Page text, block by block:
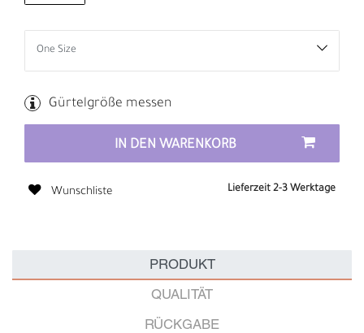
Gürtelgröße messen
IN DEN WARENKORB
Wunschliste Lieferzeit 2-3 Werktage
PRODUKT
QUALITÄT
RÜCKGABE